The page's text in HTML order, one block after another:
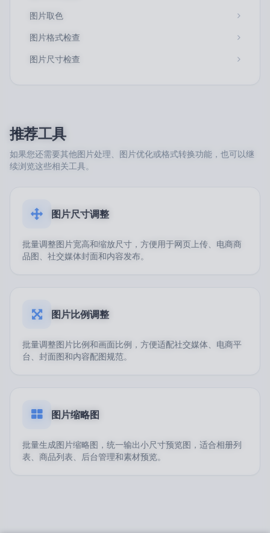
图片取色
图片格式检查
图片尺寸检查
推荐工具
如果您还需要其他图片处理、图片优化或格式转换功能，也可以继
续浏览这些相关工具。
图片尺寸调整
批量调整图片宽高和缩放尺寸，方便用于网页上传、电商商
品图、社交媒体封面和内容发布。
图片比例调整
批量调整图片比例和画面比例，方便适配社交媒体、电商平
台、封面图和内容配图规范。
图片缩略图
批量生成图片缩略图，统一输出小尺寸预览图，适合相册列
表、商品列表、后台管理和素材预览。